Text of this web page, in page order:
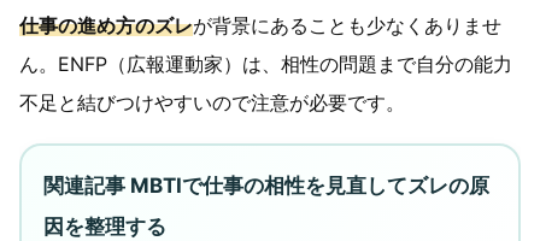
仕事の進め方のズレが背景にあることも少なくありませ
ん。ENFP（広報運動家）は、相性の問題まで自分の能力
不足と結びつけやすいので注意が必要です。
関連記事 MBTIで仕事の相性を見直してズレの原
因を整理する